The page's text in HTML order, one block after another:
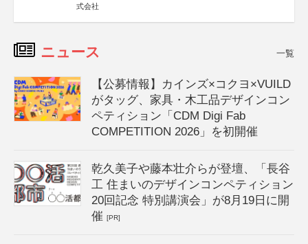
式会社
ニュース 一覧
【公募情報】カインズ×コクヨ×VUILD
がタッグ、家具・木工品デザインコン
ペティション「CDM Digi Fab
COMPETITION 2026」を初開催
乾久美子や藤本壮介らが登壇、「長谷
工 住まいのデザインコンペティション
20回記念 特別講演会」が8月19日に開
催[PR]